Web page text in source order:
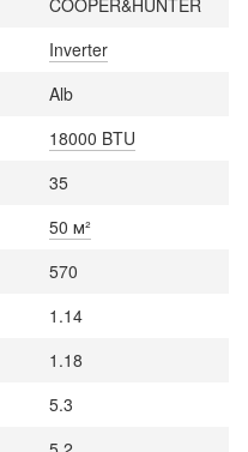
Inverter
Alb
18000 BTU
35
50 м²
570
1.14
1.18
5.3